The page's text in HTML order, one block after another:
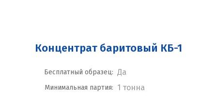
Концентрат баритовый КБ-1
Бесплатный образец: Да
Минимальная партия: 1 тонна